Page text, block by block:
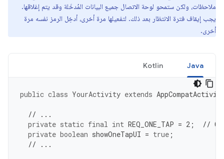
ملاحظات، ولكن ستمحو لوحة الاتصال جميع البيانات المُدخَلة وقد يتم إغلاقها.
يجب إيقاف فترة الانتظار بعد ذلك. لتفعيلها مرة أخرى، أدخِل الرمز نفسه مرة
أخرى.
Java
Kotlin
public class YourActivity extends
// ...
private static final int REQ_ONE_TAP = 2 ;
//
private boolean showOneTapUI = true ;
// ...